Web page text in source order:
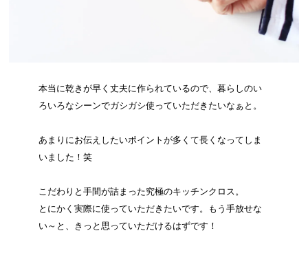
本当に乾きが早く丈夫に作られているので、暮らしのい
ろいろなシーンでガシガシ使っていただきたいなぁと。
あまりにお伝えしたいポイントが多くて長くなってしま
いました！笑
こだわりと手間が詰まった究極のキッチンクロス。
とにかく実際に使っていただきたいです。もう手放せな
い～と、きっと思っていただけるはずです！